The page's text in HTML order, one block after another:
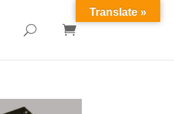
U 
Translate »